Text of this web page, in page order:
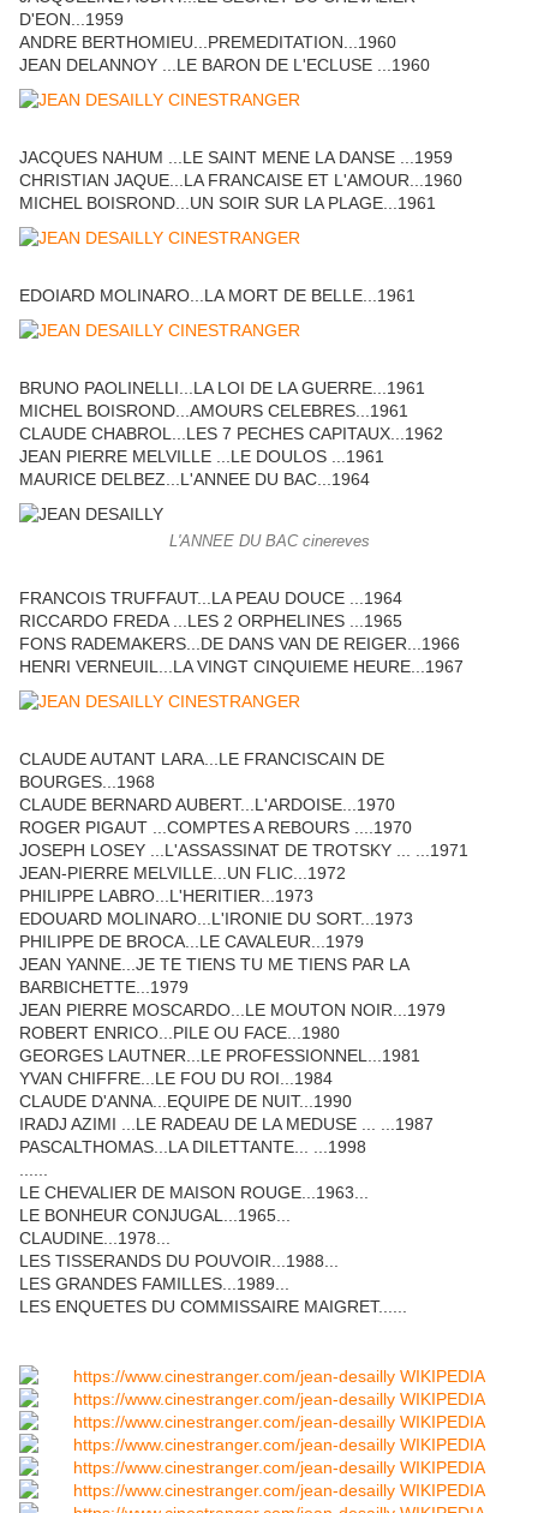
D'EON...1959
ANDRE BERTHOMIEU...PREMEDITATION...1960
JEAN DELANNOY ...LE BARON DE L'ECLUSE ...1960
JACQUES NAHUM ...LE SAINT MENE LA DANSE ...1959
CHRISTIAN JAQUE...LA FRANCAISE ET L'AMOUR...1960
MICHEL BOISROND...UN SOIR SUR LA PLAGE...1961
EDOIARD MOLINARO...LA MORT DE BELLE...1961
BRUNO PAOLINELLI...LA LOI DE LA GUERRE...1961
MICHEL BOISROND...AMOURS CELEBRES...1961
CLAUDE CHABROL...LES 7 PECHES CAPITAUX...1962
JEAN PIERRE MELVILLE ...LE DOULOS ...1961
MAURICE DELBEZ...L'ANNEE DU BAC...1964
L'ANNEE DU BAC cinereves
FRANCOIS TRUFFAUT...LA PEAU DOUCE ...1964
RICCARDO FREDA ...LES 2 ORPHELINES ...1965
FONS RADEMAKERS...DE DANS VAN DE REIGER...1966
HENRI VERNEUIL...LA VINGT CINQUIEME HEURE...1967
CLAUDE AUTANT LARA...LE FRANCISCAIN DE
BOURGES...1968
CLAUDE BERNARD AUBERT...L'ARDOISE...1970
ROGER PIGAUT ...COMPTES A REBOURS ....1970
JOSEPH LOSEY ...L'ASSASSINAT DE TROTSKY ... ...1971
JEAN-PIERRE MELVILLE...UN FLIC...1972
PHILIPPE LABRO...L'HERITIER...1973
EDOUARD MOLINARO...L'IRONIE DU SORT...1973
PHILIPPE DE BROCA...LE CAVALEUR...1979
JEAN YANNE...JE TE TIENS TU ME TIENS PAR LA
BARBICHETTE...1979
JEAN PIERRE MOSCARDO...LE MOUTON NOIR...1979
ROBERT ENRICO...PILE OU FACE...1980
GEORGES LAUTNER...LE PROFESSIONNEL...1981
YVAN CHIFFRE...LE FOU DU ROI...1984
CLAUDE D'ANNA...EQUIPE DE NUIT...1990
IRADJ AZIMI ...LE RADEAU DE LA MEDUSE ... ...1987
PASCALTHOMAS...LA DILETTANTE... ...1998
LE CHEVALIER DE MAISON ROUGE...1963...
LE BONHEUR CONJUGAL...1965...
CLAUDINE...1978...
LES TISSERANDS DU POUVOIR...1988...
LES GRANDES FAMILLES...1989...
LES ENQUETES DU COMMISSAIRE MAIGRET......